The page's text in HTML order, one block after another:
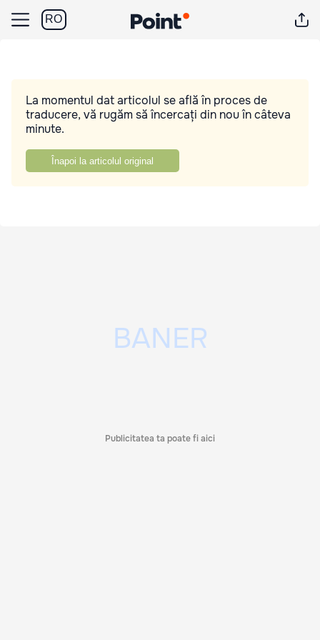
RO
La momentul dat articolul se află în proces de
traducere, vă rugăm să încercați din nou în câteva
minute.
Înapoi la articolul original
Publicitatea ta poate fi aici